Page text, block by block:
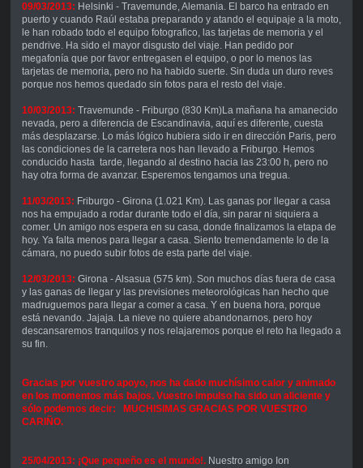
09/03/2013: Helsinki - Travemunde, Alemania. El barco ha entrado en
puerto y cuando Raúl estaba preparando y atando el equipaje a la moto,
le han robado todo el equipo fotografico, las tarjetas de memoria y el
pendrive. Ha sido el mayor disgusto del viaje. Han pedido por
megafonía que por favor entregasen el equipo, o por lo menos las
tarjetas de memoria, pero no ha habido suerte. Sin duda un duro reves
porque nos hemos quedado sin fotos para el resto del viaje.
10/03/2013: Travemunde - Friburgo (830 Km)La mañana ha amanecido
nevada, pero a diferencia de Escandinavia, aquí es diferente, cuesta
más desplazarse. Lo más lógico hubiera sido ir en dirección Paris, pero
las condiciones de la carretera nos han llevado a Friburgo. Hemos
conducido hasta tarde, llegando al destino hacia las 23:00 h, pero no
hay otra forma de avanzar. Esperemos tengamos una tregua.
11/03/2013: Friburgo - Girona (1.021 Km). Las ganas por llegar a casa
nos ha empujado a rodar durante todo el día, sin parar ni siquiera a
comer. Un amigo nos espera en su casa, donde finalizamos la etapa de
hoy. Ya falta menos para llegar a casa. Siento tremendamente lo de la
cámara, no puedo subir fotos de esta parte del viaje.
12/03/2013: Girona - Alsasua (575 km). Son muchos días fuera de casa
y las ganas de llegar y las previsiones meteorológicas han hecho que
madruguemos para llegar a comer a casa. Y en buena hora, porque
está nevando. Jajaja. La nieve no quiere abandonarnos, pero hoy
descansaremos tranquilos y nos relajaremos porque el reto ha llegado a
su fin.
Gracias por vuestro apoyo, nos ha dado muchísimo calor y animado
en los momentos más bajos. Vuestro impulso ha sido un aliciente y
sólo podemos decir: MUCHISIMAS GRACIAS POR VUESTRO
CARIÑO.
25/04/2013: ¡Que pequeño es el mundo!.Nuestro amigo Ion